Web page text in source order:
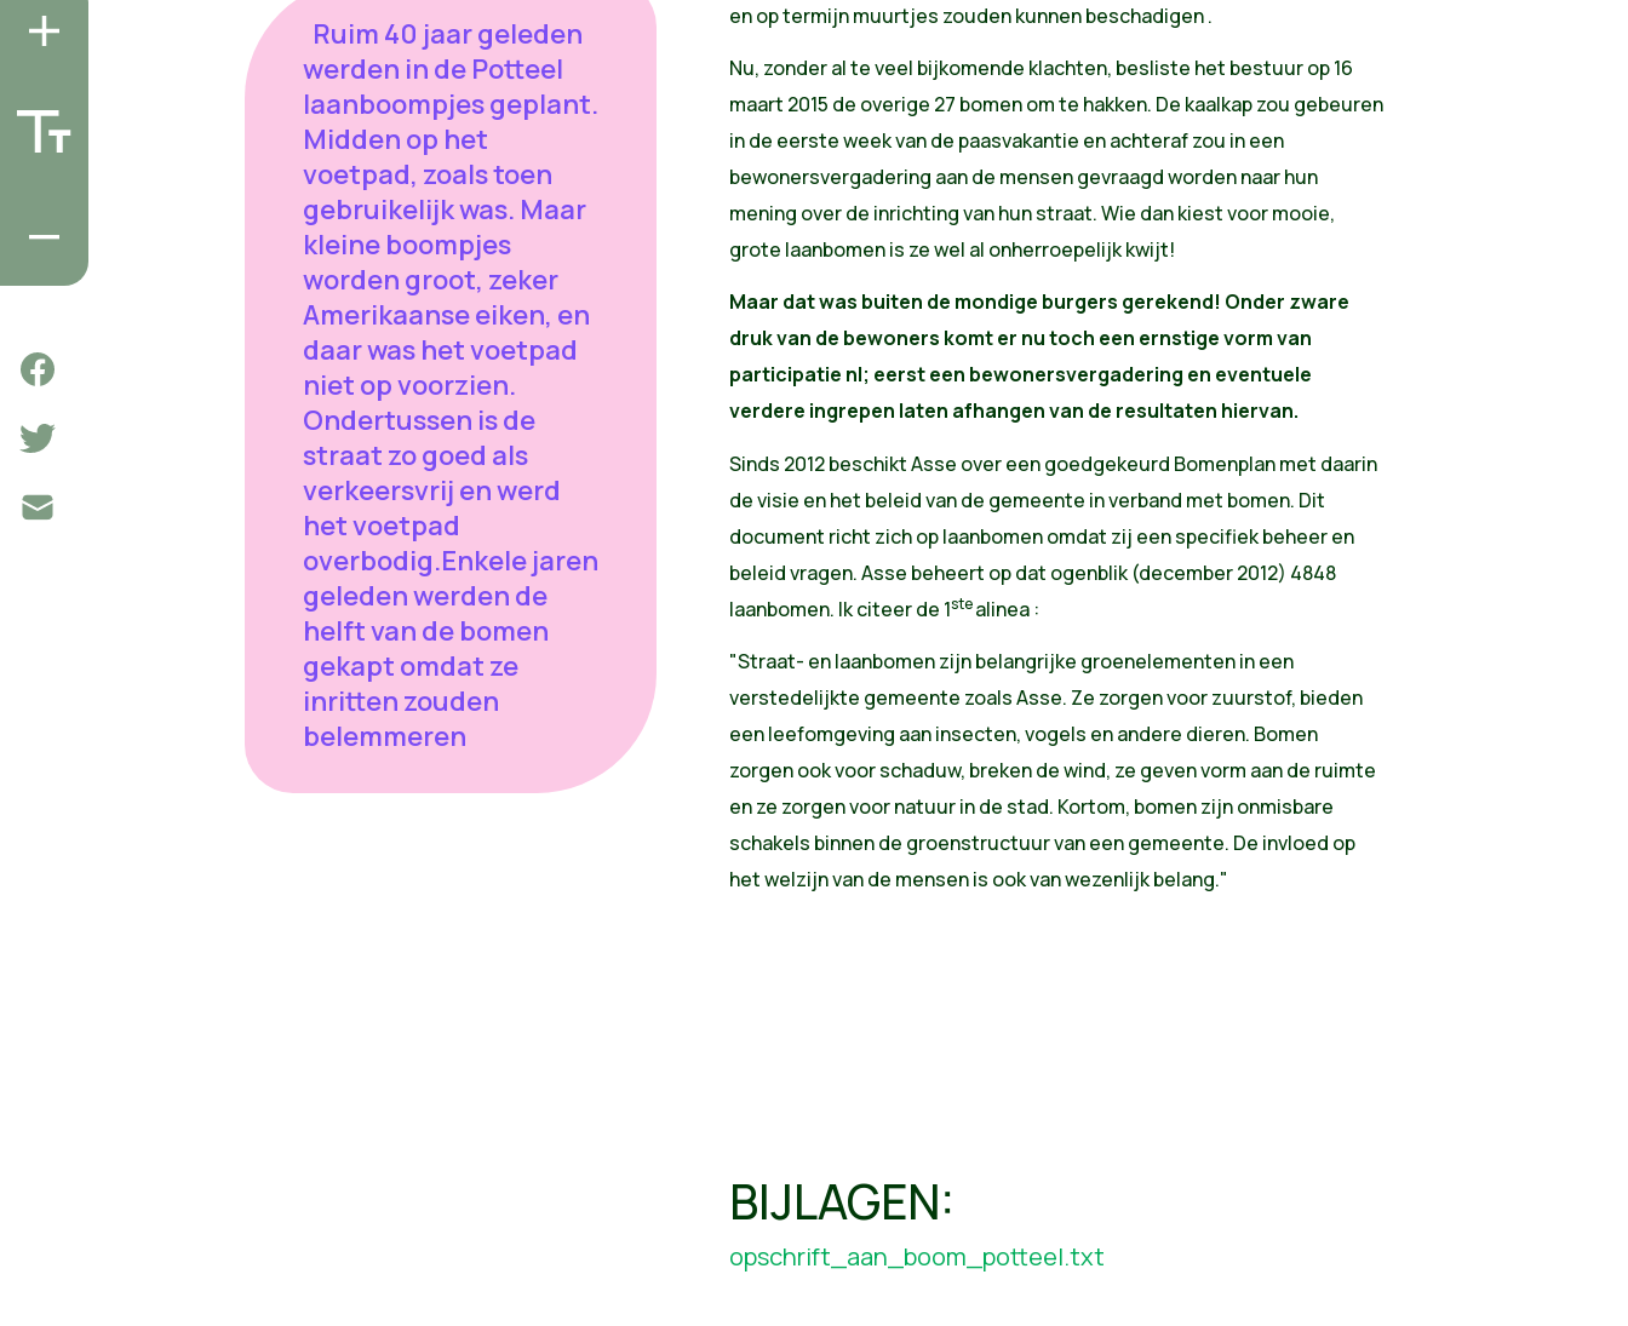
Ruim 40 jaar geleden
werden in de Potteel
laanboompjes geplant.
Midden op het
voetpad, zoals toen
gebruikelijk was. Maar
kleine boompjes
worden groot, zeker
Amerikaanse eiken, en
daar was het voetpad
niet op voorzien.
Ondertussen is de
straat zo goed als
verkeersvrij en werd
het voetpad
overbodig.Enkele jaren
geleden werden de
helft van de bomen
gekapt omdat ze
inritten zouden
belemmeren
en op termijn muurtjes zouden kunnen beschadigen .
Nu, zonder al te veel bijkomende klachten, besliste het bestuur op 16
maart 2015 de overige 27 bomen om te hakken. De kaalkap zou gebeuren
in de eerste week van de paasvakantie en achteraf zou in een
bewonersvergadering aan de mensen gevraagd worden naar hun
mening over de inrichting van hun straat. Wie dan kiest voor mooie,
grote laanbomen is ze wel al onherroepelijk kwijt!
Maar dat was buiten de mondige burgers gerekend! Onder zware
druk van de bewoners komt er nu toch een ernstige vorm van
participatie nl; eerst een bewonersvergadering en eventuele
verdere ingrepen laten afhangen van de resultaten hiervan.
Sinds 2012 beschikt Asse over een goedgekeurd Bomenplan met daarin
de visie en het beleid van de gemeente in verband met bomen. Dit
document richt zich op laanbomen omdat zij een specifiek beheer en
beleid vragen. Asse beheert op dat ogenblik (december 2012) 4848
laanbomen. Ik citeer de 1stealinea :
"Straat- en laanbomen zijn belangrijke groenelementen in een
verstedelijkte gemeente zoals Asse. Ze zorgen voor zuurstof, bieden
een leefomgeving aan insecten, vogels en andere dieren. Bomen
zorgen ook voor schaduw, breken de wind, ze geven vorm aan de ruimte
en ze zorgen voor natuur in de stad. Kortom, bomen zijn onmisbare
schakels binnen de groenstructuur van een gemeente. De invloed op
het welzijn van de mensen is ook van wezenlijk belang."
BIJLAGEN:
opschrift_aan_boom_potteel.txt